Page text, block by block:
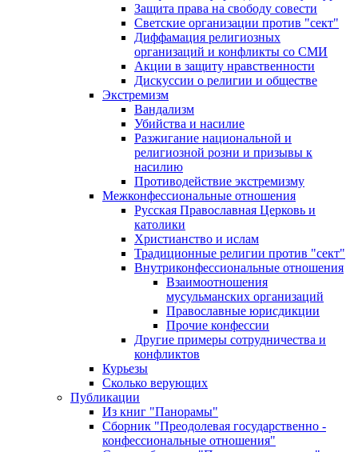
Защита права на свободу совести
Светские организации против "сект"
Диффамация религиозных
организаций и конфликты со СМИ
Акции в защиту нравственности
Дискуссии о религии и обществе
Экстремизм
Вандализм
Убийства и насилие
Разжигание национальной и
религиозной розни и призывы к
насилию
Противодействие экстремизму
Межконфессиональные отношения
Русская Православная Церковь и
католики
Христианство и ислам
Традиционные религии против "сект"
Внутриконфессиональные отношения
Взаимоотношения
мусульманских организаций
Православные юрисдикции
Прочие конфессии
Другие примеры сотрудничества и
конфликтов
Курьезы
Сколько верующих
Публикации
Из книг "Панорамы"
Сборник "Преодолевая государственно -
конфессиональные отношения"